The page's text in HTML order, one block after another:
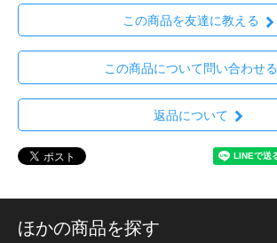
この商品を友達に教える
この商品について問い合わせる
返品について
ほかの商品を探す